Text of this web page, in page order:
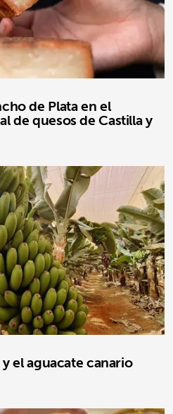
de Plata en el
de quesos de Castilla y
el aguacate canario